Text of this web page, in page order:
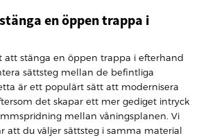
en öppen trappa i
att stänga en öppen trappa i efterhand
sättsteg mellan de befintliga
är ett populärt sätt att modernisera
det skapar ett mer gediget intryck
mellan våningsplanen. Vi
att du väljer sättsteg i samma material